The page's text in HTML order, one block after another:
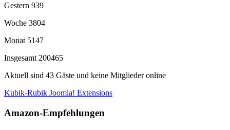
Gestern 939
Woche 3804
Monat 5147
Insgesamt 200465
Aktuell sind 43 Gäste und keine Mitglieder online
Kubik-Rubik Joomla! Extensions
Amazon-Empfehlungen